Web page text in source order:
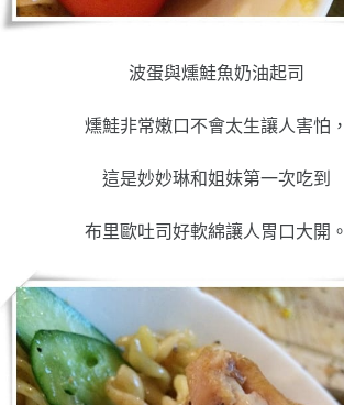
波蛋與燻鮭魚奶油起司
燻鮭非常嫩口不會太生讓人害怕，
這是妙妙琳和姐妹第一次吃到
布里歐吐司好軟綿讓人胃口大開。